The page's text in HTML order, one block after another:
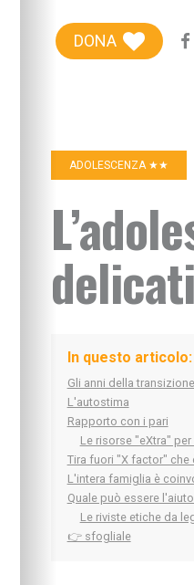
Blog genitori
Centro Famiglie
+100Extra
+100Kids
Chi siamo
Sostieni
DONA
ADOLESCENZA ★★
delicati
In questo articolo:
Gli anni della transizione
L'autostima
Rapporto con i pari
Le risorse "eXtra"
Tira fuori "X factor" che
L'intera famiglia è
Quale può essere
Le riviste etiche da
👉 sfogliale